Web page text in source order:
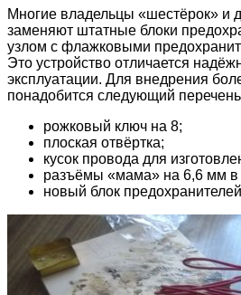
Многие владельцы «шестёрок» и
заменяют штатные блоки
узлом с флажковыми
Это устройство отличается
эксплуатации. Для внедрения
понадобится следующий
рожковый ключ на 8;
плоская отвёртка;
кусок провода для
разъёмы «мама» на 6,6 мм в
новый блок